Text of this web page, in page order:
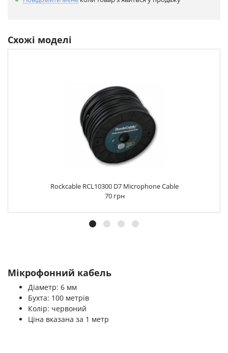
Схожі моделі
Rockcable RCL10300 D7 Microphone Cable
70 грн
Мікрофонний кабель
Діаметр: 6 мм
Бухта: 100 метрів
Колір: червоний
Ціна вказана за 1 метр